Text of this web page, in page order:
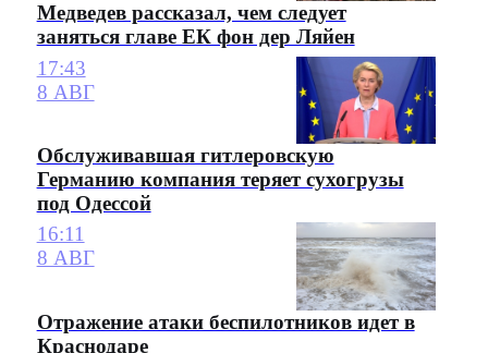
Медведев рассказал, чем следует
заняться главе ЕК фон дер Ляйен
17:43
8 АВГ
Обслуживавшая гитлеровскую
Германию компания теряет сухогрузы
под Одессой
16:11
8 АВГ
Отражение атаки беспилотников идет в
Краснодаре